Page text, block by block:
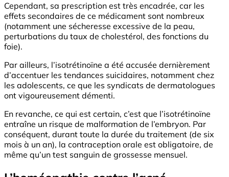
Cependant, sa prescription est très encadrée, car les
effets secondaires de ce médicament sont nombreux
(notamment une sécheresse excessive de la peau,
perturbations du taux de cholestérol, des fonctions du
foie).
Par ailleurs, l’isotrétinoïne a été accusée dernièrement
d’accentuer les tendances suicidaires, notamment chez
les adolescents, ce que les syndicats de dermatologues
ont vigoureusement démenti.
En revanche, ce qui est certain, c’est que l’isotrétinoïne
entraîne un risque de malformation de l’embryon. Par
conséquent, durant toute la durée du traitement (de six
mois à un an), la contraception orale est obligatoire, de
même qu’un test sanguin de grossesse mensuel.